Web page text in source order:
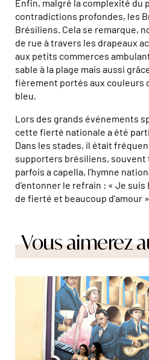
Enfin, malgré la complexité du
contradictions profondes, les
Brésiliens. Cela se remarque,
de rue à travers les drapeaux
aux petits commerces
sable à la plage mais aussi
fièrement portés aux couleurs
bleu.
Lors des grands événements
cette fierté nationale a été
Dans les stades, il était
supporters brésiliens, souvent
parfois a capella, l’hymne
d’entonner le refrain : « Je
de fierté et beaucoup d’amour ».
Vous aimerez
© Marta Nascimento/Réa